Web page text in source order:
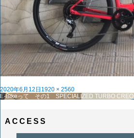
投
稿
2020年6月12日 フ
ル
1920 × 2560
投
ゲ
E-Bikeって その1 SPECIALIZED TURBO CREO
ACCESS